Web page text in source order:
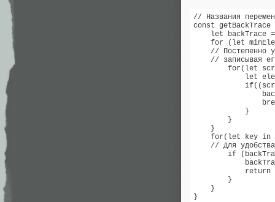
// Названия
const
let backTrace
for (let
// Постепенно
// записывая
for(let
let
            }
        }
    }
for(let key in
// Для
if
return
        }
    }
}